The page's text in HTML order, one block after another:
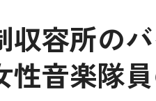
収容所の
性音楽隊